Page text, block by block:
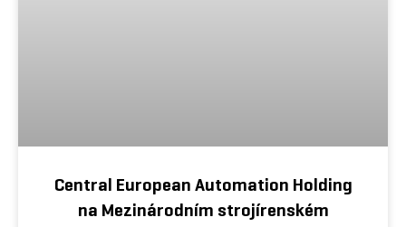
Central European Automation Holding
na Mezinárodním strojírenském